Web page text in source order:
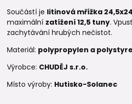
Součástí je litinová mřížka
maximální zatížení 12,5 tuny.
zachytávání hrubých nečistot.
Materiál: polypropylen a
Výrobce: CHUDĚJ s.r.o.
Místo výroby: Hutisko-Solanec